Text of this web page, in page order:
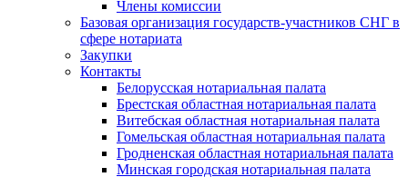
Члены комиссии
Базовая организация государств-участников СНГ в
сфере нотариата
Закупки
Контакты
Белорусская нотариальная палата
Брестская областная нотариальная палата
Витебская областная нотариальная палата
Гомельская областная нотариальная палата
Гродненская областная нотариальная палата
Минская городская нотариальная палата